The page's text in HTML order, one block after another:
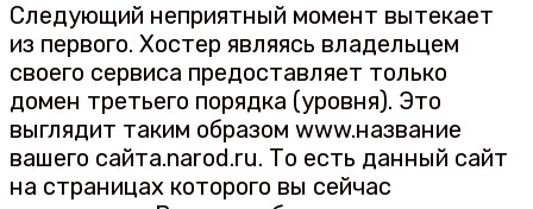
Следующий неприятный момент вытекает
из первого. Хостер являясь владельцем
своего сервиса предоставляет только
домен третьего порядка (уровня). Это
выглядит таким образом www.название
вашего сайта.narod.ru. То есть данный сайт
на страницах которого вы сейчас